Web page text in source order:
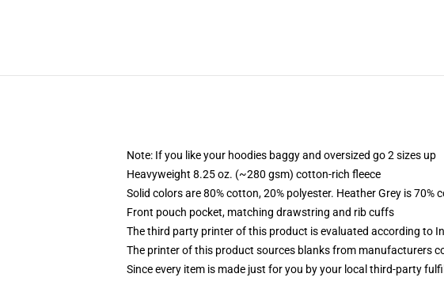
Note: If you like your hoodies baggy and oversized go 2 sizes up
Heavyweight 8.25 oz. (~280 gsm) cotton-rich fleece
Solid colors are 80% cotton, 20% polyester. Heather Grey is
Front pouch pocket, matching drawstring and rib cuffs
The third party printer of this product is evaluated according to
The printer of this product sources blanks from manufacturers
Since every item is made just for you by your local third-party